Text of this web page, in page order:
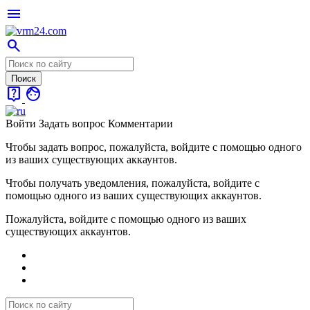
menu
search
live_help face
Войти Задать вопрос Комментарии
Чтобы задать вопрос, пожалуйста, войдите с помощью одного
из ваших существующих аккаунтов.
Чтобы получать уведомления, пожалуйста, войдите с
помощью одного из ваших существующих аккаунтов.
Пожалуйста, войдите с помощью одного из ваших
существующих аккаунтов.